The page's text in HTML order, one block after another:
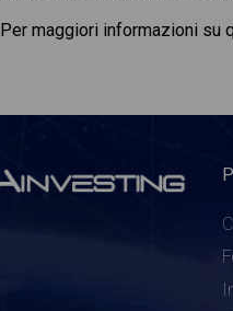
Per maggiori informazioni su